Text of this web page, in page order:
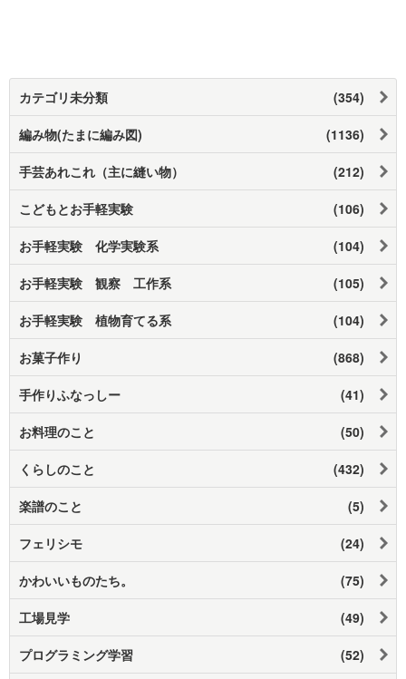
カテゴリ未分類 (354)
編み物(たまに編み図) (1136)
手芸あれこれ（主に縫い物） (212)
こどもとお手軽実験 (106)
お手軽実験 化学実験系 (104)
お手軽実験 観察 工作系 (105)
お手軽実験 植物育てる系 (104)
お菓子作り (868)
手作りふなっしー (41)
お料理のこと (50)
くらしのこと (432)
楽譜のこと (5)
フェリシモ (24)
かわいいものたち。 (75)
工場見学 (49)
プログラミング学習 (52)